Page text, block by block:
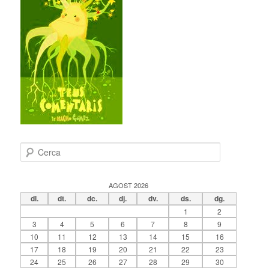
e
a
AGOST 2026
dl. dt. dc. dj. dv. ds. dg.
1
2
3
4 5 6 7 8
9
10
11 12 13 14 15
16
17
18 19 20 21 22
23
24
25 26 27 28 29
30